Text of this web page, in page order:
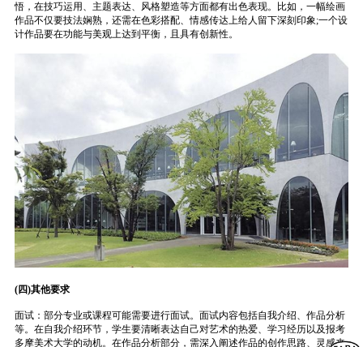
悟，在技巧运用、主题表达、风格塑造等方面都有出色表现。比如，一幅绘画
作品不仅要技法娴熟，还需在色彩搭配、情感传达上给人留下深刻印象;一个设
计作品要在功能与美观上达到平衡，且具有创新性。
(四)其他要求
面试：部分专业或课程可能需要进行面试。面试内容包括自我介绍、作品分析
等。在自我介绍环节，学生要清晰表达自己对艺术的热爱、学习经历以及报考
多摩美术大学的动机。在作品分析部分，需深入阐述作品的创作思路、灵感来